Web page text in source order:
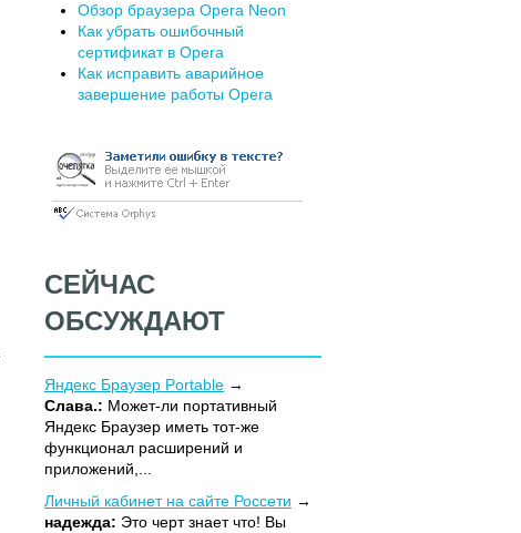
Обзор браузера Opera Neon
Как убрать ошибочный
сертификат в Opera
Как исправить аварийное
завершение работы Opera
СЕЙЧАС
ОБСУЖДАЮТ
Яндекс Браузер Portable
Слава.: Может-ли портативный
Яндекс Браузер иметь тот-же
функционал расширений и
приложений,...
Личный кабинет на сайте Россети
надежда: Это черт знает что! Вы